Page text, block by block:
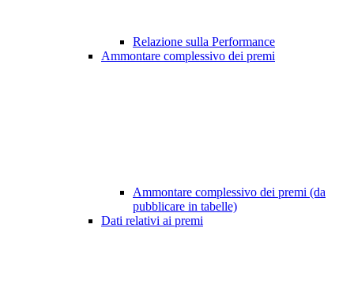
Relazione sulla Performance
Ammontare complessivo dei premi
Ammontare complessivo dei premi (da
pubblicare in tabelle)
Dati relativi ai premi